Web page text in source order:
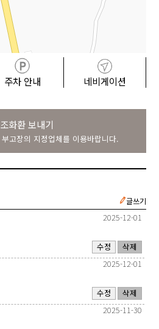
주차 안내 네비게이션
화환 보내기
고장의 지정업체를 이용바랍니다.
글쓰기
2025-12-01
수정
삭제
2025-12-01
수정
삭제
2025-11-30